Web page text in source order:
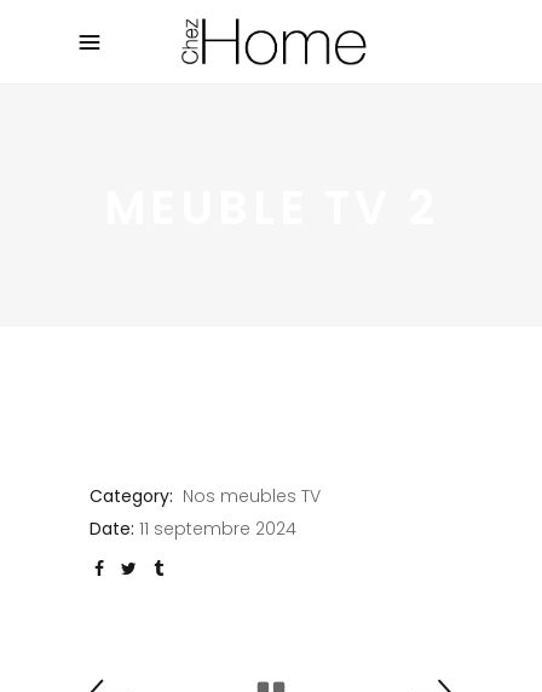
Category: Nos meubles TV
Date: 11 septembre 2024